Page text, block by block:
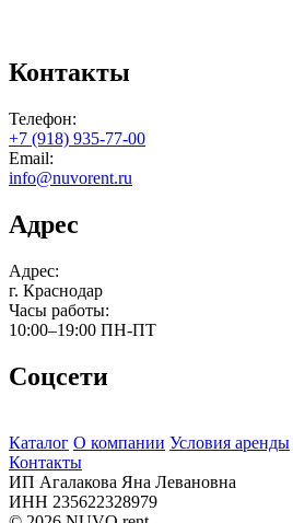
Контакты
Телефон:
+7 (918) 935-77-00
Email:
info@nuvorent.ru
Адрес
Адрес:
г. Краснодар
Часы работы:
10:00–19:00 ПН-ПТ
Соцсети
Каталог О компании Условия аренды
Контакты
ИП Агалакова Яна Левановна
ИНН 235622328979